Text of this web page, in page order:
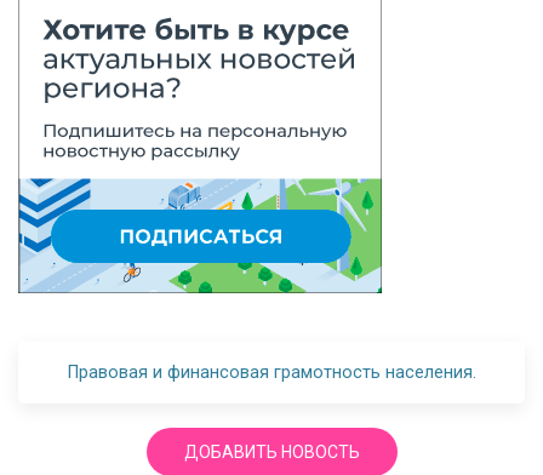
Правовая и финансовая грамотность населения.
ДОБАВИТЬ НОВОСТЬ